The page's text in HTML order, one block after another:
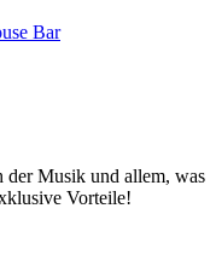
Bar
der Musik und allem, was
Vorteile!